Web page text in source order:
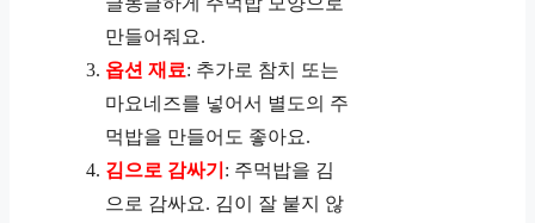
만들어줘요.
옵션 재료: 추가로 참치 또는
마요네즈를 넣어서 별도의 주
먹밥을 만들어도 좋아요.
김으로 감싸기 : 주먹밥을 김
으로 감싸요. 김이 잘 붙지 않